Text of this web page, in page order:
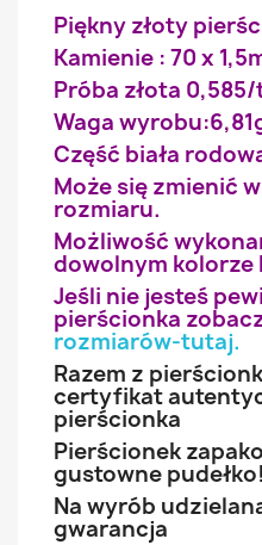
Piękny złoty
Kamienie : 70 x
Próba złota
Waga
Część biała
Może się zmienić
rozmiaru.
Możliwość
dowolnym kolorze
Jeśli nie jesteś
pierścionka
rozmiarów-tutaj.
Razem z
certyfikat
pierścionka
Pierścionek
gustowne pudełko!
Na wyrób
gwarancja